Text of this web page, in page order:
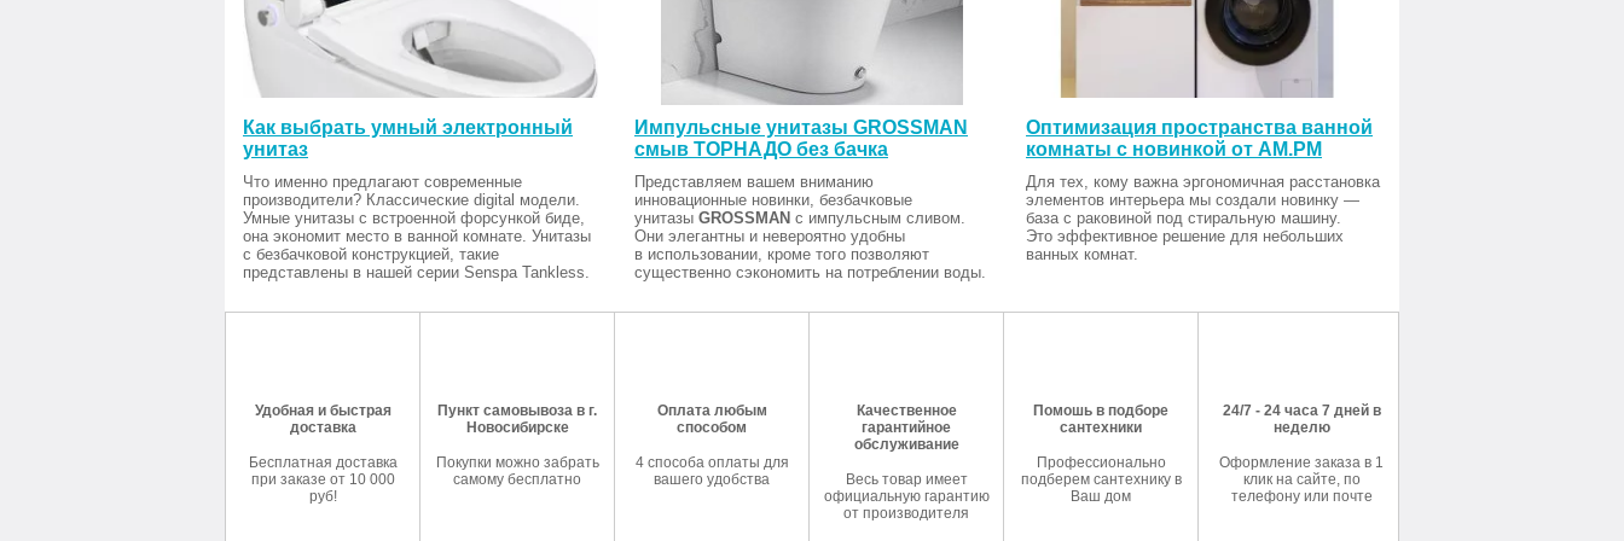
Как выбрать умный электронный
унитаз
Что именно предлагают современные
производители? Классические digital модели.
Умные унитазы с встроенной форсункой биде,
она экономит место в ванной комнате. Унитазы
с безбачковой конструкцией, такие
представлены в нашей серии Senspa Tankless.
Импульсные унитазы GROSSMAN
смыв ТОРНАДО без бачка
Представляем вашем вниманию
инновационные новинки, безбачковые
унитазы GROSSMAN с импульсным сливом.
Они элегантны и невероятно удобны
в использовании, кроме того позволяют
существенно сэкономить на потреблении воды.
Оптимизация пространства ванной
комнаты с новинкой от AM.PM
Для тех, кому важна эргономичная расстановка
элементов интерьера мы создали новинку —
база с раковиной под стиральную машину.
Это эффективное решение для небольших
ванных комнат.
Удобная и быстрая
доставка
Бесплатная доставка
при заказе от 10 000
руб!
Пункт самовывоза в г.
Новосибирске
Покупки можно забрать
самому бесплатно
Оплата любым
способом
4 способа оплаты для
вашего удобства
Качественное
гарантийное
обслуживание
Весь товар имеет
официальную гарантию
от производителя
Помошь в подборе
сантехники
Профессионально
подберем сантехнику в
Ваш дом
24/7 - 24 часа 7 дней в
неделю
Оформление заказа в 1
клик на сайте, по
телефону или почте